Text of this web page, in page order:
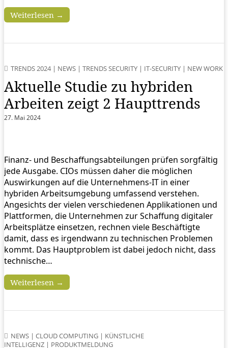
Weiterlesen →
TRENDS 2024| NEWS | TRENDS SECURITY | IT-SECURITY | NEW WORK
Aktuelle Studie zu hybriden
Arbeiten zeigt 2 Haupttrends
27. Mai 2024
Finanz- und Beschaffungsabteilungen prüfen sorgfältig
jede Ausgabe. CIOs müssen daher die möglichen
Auswirkungen auf die Unternehmens-IT in einer
hybriden Arbeitsumgebung umfassend verstehen.
Angesichts der vielen verschiedenen Applikationen und
Plattformen, die Unternehmen zur Schaffung digitaler
Arbeitsplätze einsetzen, rechnen viele Beschäftigte
damit, dass es irgendwann zu technischen Problemen
kommt. Das Hauptproblem ist dabei jedoch nicht, dass
technische…
Weiterlesen →
NEWS | CLOUD COMPUTING | KÜNSTLICHE
INTELLIGENZ | PRODUKTMELDUNG